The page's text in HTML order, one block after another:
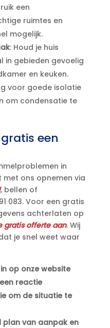
een
ruimtes en
mogelijk.​
: Houd je huis
in gebieden gevoelig
en keuken.​
voor goede isolatie
om condensatie te
een
in
ons opnemen via
, bellen of
083.​ Voor een gratis
achterlaten op
gratis offerte aan.​ Wij
je snel weet waar
op onze website
reactie
om de situatie te
plan van aanpak en